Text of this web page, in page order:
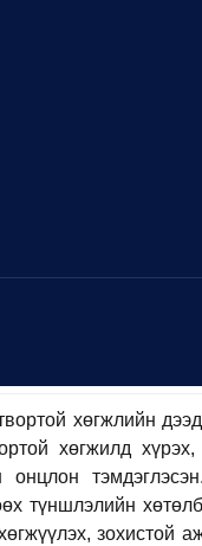
хөгжлийн
хөгжилд хүрэх,
онцлон
түншлэлийн
зохистой